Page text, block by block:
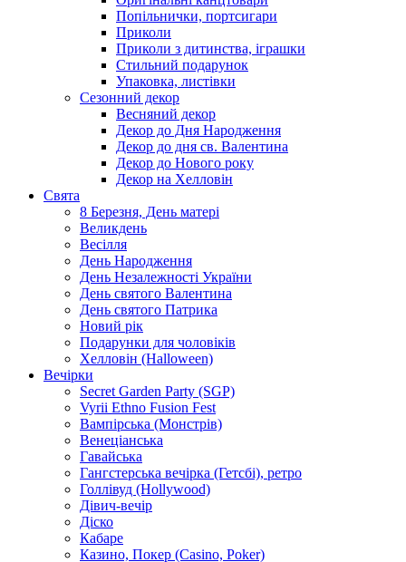
Попільнички, портсигари
Приколи
Приколи з дитинства, іграшки
Стильний подарунок
Упаковка, листівки
Сезонний декор
Весняний декор
Декор до Дня Народження
Декор до дня св. Валентина
Декор до Нового року
Декор на Хелловін
Свята
8 Березня, День матері
Великдень
Весілля
День Народження
День Незалежності України
День святого Валентина
День святого Патрика
Новий рік
Подарунки для чоловіків
Хелловін (Halloween)
Вечірки
Secret Garden Party (SGP)
Vyrii Ethno Fusion Fest
Вампірська (Монстрів)
Венеціанська
Гавайська
Гангстерська вечірка (Гетсбі), ретро
Голлівуд (Hollywood)
Дівич-вечір
Діско
Кабаре
Казино, Покер (Casino, Poker)